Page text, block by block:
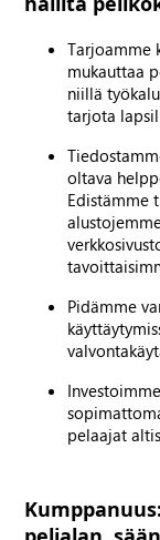
Tarjoamme
mukauttaa
niillä
tarjota
oltava
Edistämme
Pidämme
pelaajat